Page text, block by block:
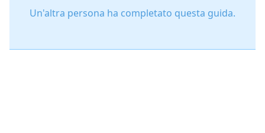
Un'altra persona ha completato questa guida.